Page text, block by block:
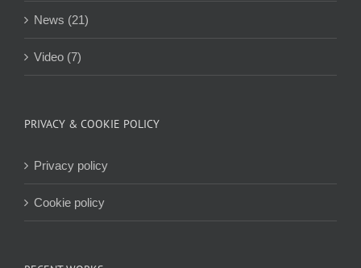
News (21)
Video (7)
PRIVACY & COOKIE POLICY
Privacy policy
Cookie policy